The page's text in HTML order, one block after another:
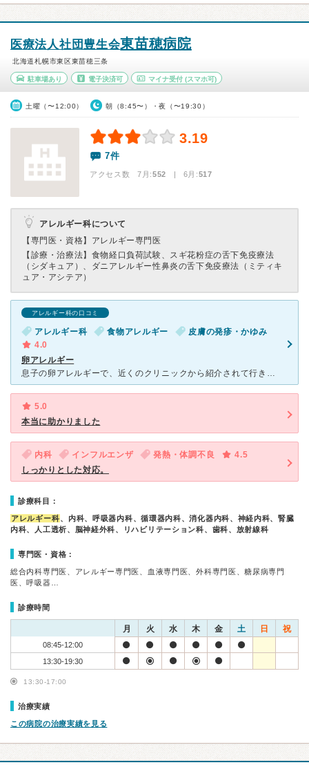
医療法人社団豊生会東苗穂病院
北海道札幌市東区東苗穂三条
駐車場あり 電子決済可 マイナ受付 (スマホ可)
土曜（〜12:00） 朝（8:45〜）・夜（〜19:30）
3.19
7件
アクセス数 7月:552 | 6月:517
アレルギー科について
【専門医・資格】 アレルギー専門医
【診療・治療法】 食物経口負荷試験、スギ花粉症の舌下免疫療法
（シダキュア）、ダニアレルギー性鼻炎の舌下免疫療法（ミティキ
ュア・アシテア）
アレルギー科の口コミ
アレルギー科 食物アレルギー
皮膚の発疹・かゆみ
4.0
卵アレルギー
息子の卵アレルギーで、近くのクリニックから紹介されて行きました。時々、前の患者さんの症状でかなり待つ時がありました。栗原先生はご高齢で、あまり喋らないので初めは怖く感じましたが、いつも優しいです。看護
5.0
本当に助かりました
内科 インフルエンザ 発熱・体調不良
4.5
しっかりとした対応。
診療科目：
アレルギー科、内科、呼吸器内科、循環器内科、消化器内科、神経内科、腎臓
内科、人工透析、脳神経外科、リハビリテーション科、歯科、放射線科
専門医・資格：
総合内科専門医、アレルギー専門医、血液専門医、外科専門医、糖尿病専門
医、呼吸器…
診療時間
月 火 水 木 金 土 日 祝
08:45-12:00
13:30-19:30
13:30-17:00
治療実績
この病院の治療実績を見る